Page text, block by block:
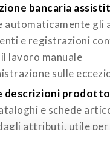
bancaria
automaticamente gli
e registrazioni
lavoro manuale
sulle
descrizioni prodotto
e schede
attributi, utile per